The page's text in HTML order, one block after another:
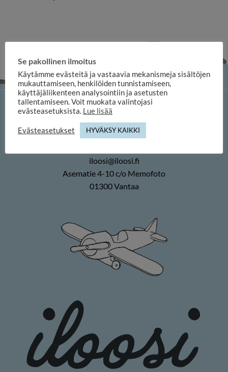
iloosi online shop
Duuilo Oy
iloosi@iloosi.fi
Asematie 4-10 c/o Memofoto
01300 Vantaa
Se pakollinen ilmoitus
Käytämme evästeitä ja vastaavia mekanismeja sisältöjen
mukauttamiseen, henkilöiden tunnistamiseen,
käyttäjäliikenteen analysointiin ja asetusten
tallentamiseen. Voit muokata valintojasi
evästeasetuksista. Lue lisää
Evästeasetukset HYVÄKSY KAIKKI